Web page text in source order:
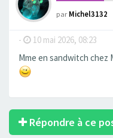
parMichel3132
- 10 mai 2026, 08:23
Mme en sandwitch chez
Répondre à ce